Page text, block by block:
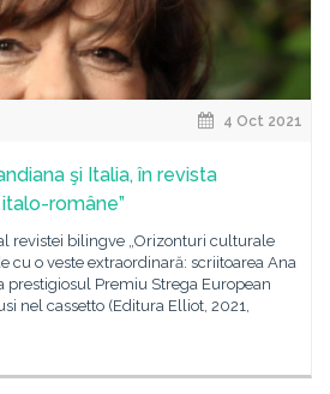
4 Oct 2021
şi Italia, în revista
române”
revistei bilingve „Orizonturi culturale
cu o veste extraordinară: scriitoarea Ana
prestigiosul Premiu Strega European
nel cassetto (Editura Elliot, 2021,